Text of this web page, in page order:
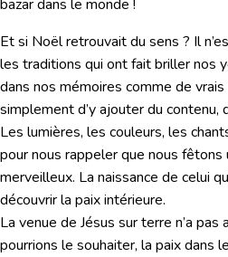
bazar dans le monde !
Et si Noël retrouvait du sens ? Il
les traditions qui ont fait briller nos
dans nos mémoires comme de
simplement d’y ajouter du contenu,
Les lumières, les couleurs, les
pour nous rappeler que nous fêtons
merveilleux. La naissance de celui
découvrir la paix intérieure.
La venue de Jésus sur terre n’a
pourrions le souhaiter, la paix dans